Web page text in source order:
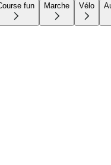
fun Marche Vélo